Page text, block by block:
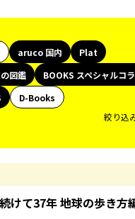
aruco 国内
Plat
図鑑
BOOKS スペシャルコ
D-Books
絞り込
けて37年 地球の歩き方